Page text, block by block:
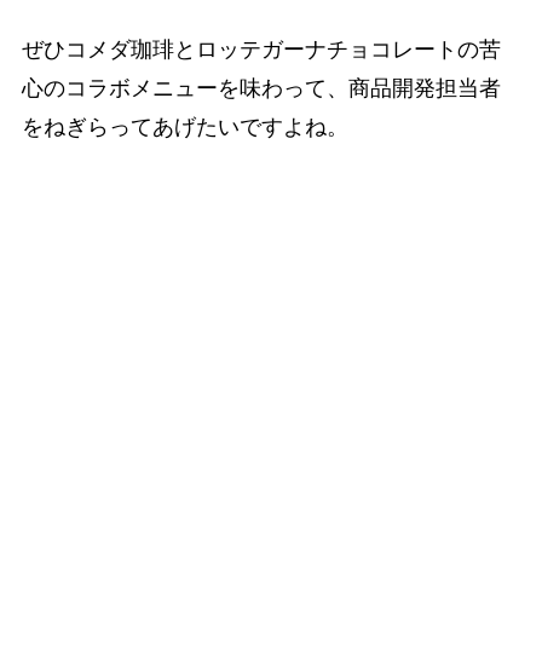
ぜひコメダ珈琲とロッテガーナチョコレートの苦
心のコラボメニューを味わって、商品開発担当者
をねぎらってあげたいですよね。